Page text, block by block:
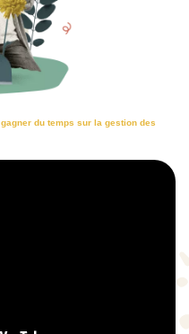
gagner du temps sur la gestion des